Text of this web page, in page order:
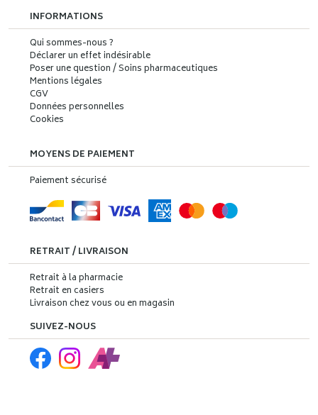
INFORMATIONS
Qui sommes-nous ?
Déclarer un effet indésirable
Poser une question / Soins pharmaceutiques
Mentions légales
CGV
Données personnelles
Cookies
MOYENS DE PAIEMENT
Paiement sécurisé
RETRAIT / LIVRAISON
Retrait à la pharmacie
Retrait en casiers
Livraison chez vous ou en magasin
SUIVEZ-NOUS